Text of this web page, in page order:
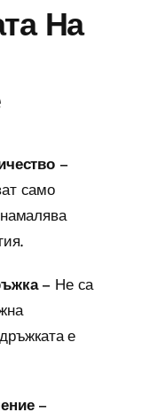
На
–
само
– Не са
е
–